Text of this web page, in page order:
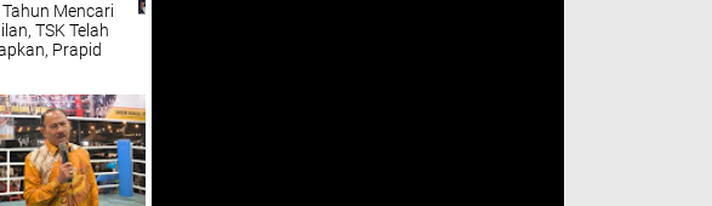
Mencari
TSK Telah
Prapid
LBH
Aukan